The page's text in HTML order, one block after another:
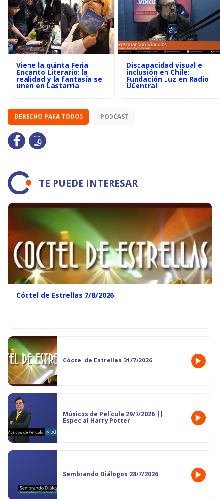
Viene la quinta Feria
Encanto Literario: la
realidad y la fantasía se
unen en Lastarria
Discapacidad visual e
inclusión en Chile:
Fundación Luz en Radio
UCentral
DERECHO PARA TODOS PODCAST
TE PUEDE INTERESAR
Cóctel de Estrellas 7/8/2026
Cóctel de Estrellas 31/7/2026
Músicos de Película 29/7/2026 ||
Especial Harry Potter
Sembrando Diálogos 28/7/2026